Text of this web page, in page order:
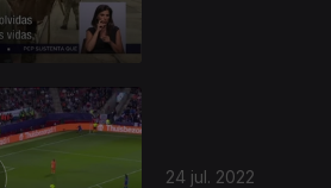
24 jul. 2022